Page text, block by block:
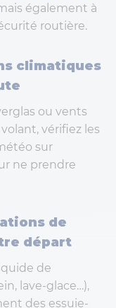
également à
routière.
climatiques
ou vents
vérifiez les
sur
ne prendre
de
départ
de
lave-glace…),
des essuie-